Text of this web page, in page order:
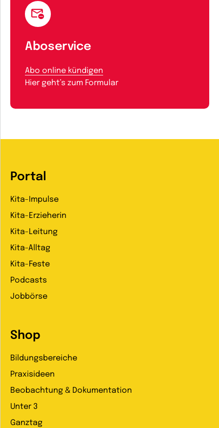
Aboservice
Abo online kündigen
Hier geht’s zum Formular
Portal
Kita-Impulse
Kita-Erzieherin
Kita-Leitung
Kita-Alltag
Kita-Feste
Podcasts
Jobbörse
Shop
Bildungsbereiche
Praxisideen
Beobachtung & Dokumentation
Unter 3
Ganztag